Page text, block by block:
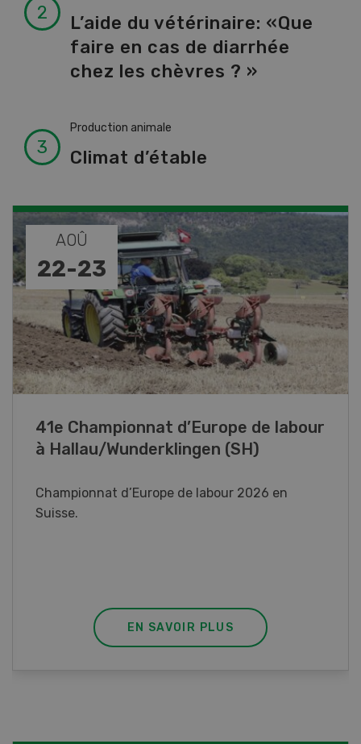
L’aide du vétérinaire: «Que
faire en cas de diarrhée
chez les chèvres ? »
Production animale
Climat d’étable
NOV
08-
DÉC
31
Paysannes, on vous aime !
femmes du monde agricole en Suisse romande.
EN SAVOIR PLUS